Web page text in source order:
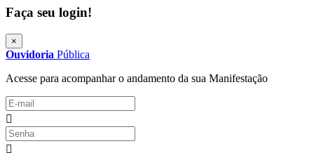
Faça seu login!
×
Ouvidoria Pública
Acesse para acompanhar o andamento da sua Manifestação